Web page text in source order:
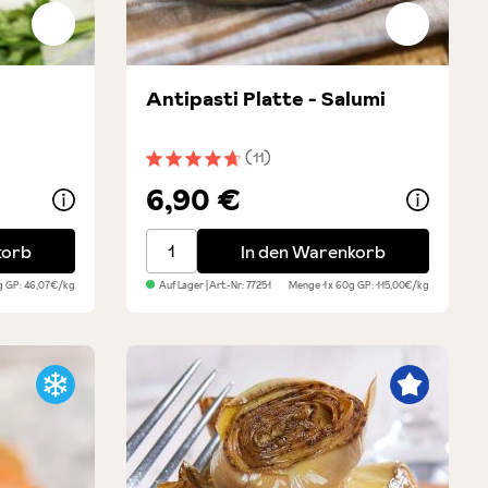
von 5 von 5 Sternen
- Bio
GP: 46,07€/kg
Durchschnittliche Bewertung von 4.6 von
(11)
Antipasti Platte - Salumi
6,90 €
Antipasti Platte - Salumi
In den Warenkorb
Auf Lager| Art.-Nr:77251 Menge1 x 60gGP: 115,00€/kg